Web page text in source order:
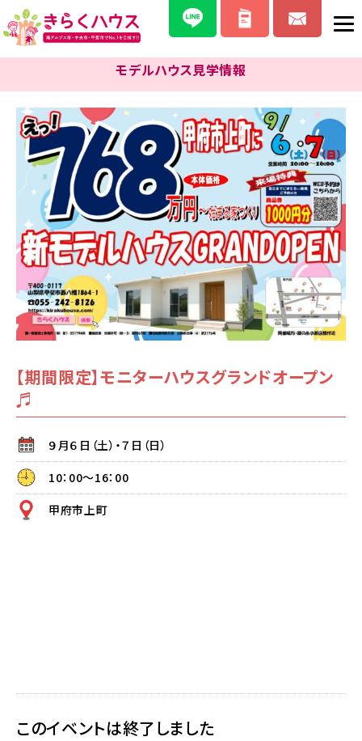
モデルハウス見学情報
【期間限定】モニターハウスグランドオープン
♬
９月６日（土）・７日（日）
10：00～16：00
甲府市上町
このイベントは終了しました